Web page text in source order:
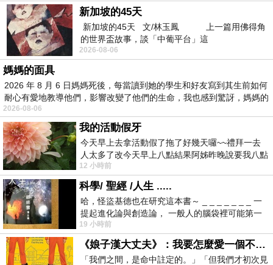
今天天要介紹的是埔里巷弄裡的隱藏美食餐廳，
同樣是埔里知名18度
可以停在18度 C的停車場裡
新加坡的45天
新加坡的45天 文/林玉鳳 上一篇用佛得角
的世界盃故事，談「中葡平台」這
2026-08-06
媽媽的面具
2026 年 8 月 6 日媽媽死後，每當讀到她的學生和好友寫到其生前如何
耐心有愛地教導他們，影響改變了他們的生命，我也感到驚訝，媽媽的
2026-08-06
我的活動假牙
今天早上去拿活動假了拖了好幾天囉~~禮拜一去
人太多了改今天早上八點結果阿姊昨晚說要我八點
去西螺農會~回到莿桐都8點半多了
12 小時前
科學/ 聖經 /人生 .....
哈，怪盜基德也在研究這本書～ _ _ _ _ _ _ _ 一
提起進化論與創造論， 一般人的腦袋裡可能第一
時間就有「 進化論很科
19 小時前
《娘子漢大丈夫》：我要怎麼愛一個不存在的人？
「我們之間，是命中註定的。」「但我們才初次見